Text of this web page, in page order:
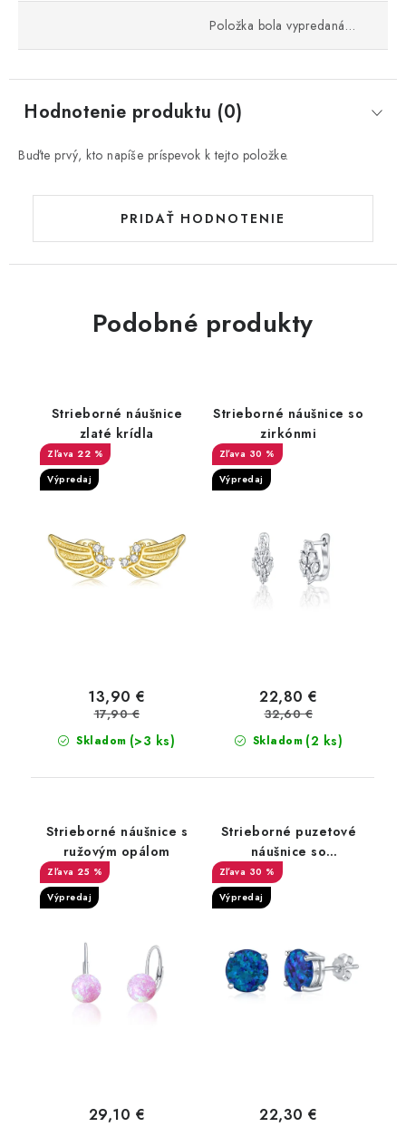
Položka bola vypredaná…
Hodnotenie produktu (0)
Buďte prvý, kto napíše príspevok k tejto položke.
PRIDAŤ HODNOTENIE
Podobné produkty
Strieborné náušnice
zlaté krídla
22 %
Výpredaj
Skladom (>3 ks)
13,90 €
17,90 €
Strieborné náušnice so
zirkónmi
30 %
Výpredaj
Skladom (2 ks)
22,80 €
32,60 €
Strieborné náušnice s
ružovým opálom
25 %
Výpredaj
29,10 €
Strieborné puzetové
náušnice so
syntetickým
tmavomodrým opálom
30 %
Výpredaj
22,30 €